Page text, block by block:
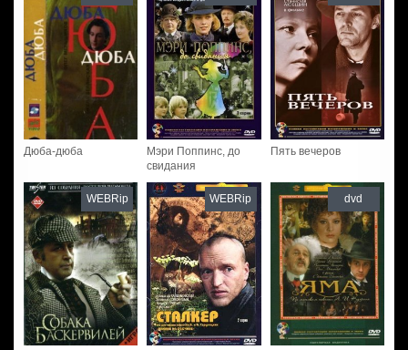
Дюба-дюба
Мэри Поппинс, до
свидания
Пять вечеров
WEBRip WEBRip dvd